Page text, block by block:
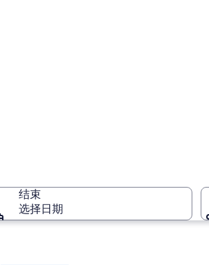
结束
选择日期